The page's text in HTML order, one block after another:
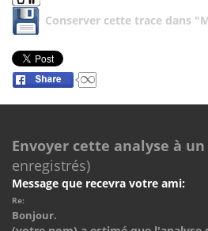
Conserver cette trace dans
Envoyer cette analyse à
enregistrés)
Message que recevra votre ami:
Re:
Bonjour.